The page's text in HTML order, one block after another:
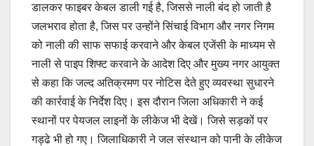
डालकर फाइबर केबल डाली गई है, जिससे नाली बंद हो जाती है
जलभराव होता है, जिस पर उन्होंने सिंचाई विभाग और नगर निगम
को नाली की साफ सफाई करवाने और केबल एजेंसी के माध्यम से
नाली से पाइप शिफ्ट करवाने के आदेश दिए और मुख्य नगर आयुक्त
से कहा कि जल्द अतिक्रमण पर नोटिस देते हुए व्यवस्था सुधारने
की कार्रवाई के निर्देश दिए। इस दौरान जिला अधिकारी ने कई
स्थानों पर पेयजल लाइनों के लीकेज भी देखें। जिसे सड़कों पर
गड्ढे भी हो गए। जिलाधिकारी ने जल संस्थान को पानी के लीकेज